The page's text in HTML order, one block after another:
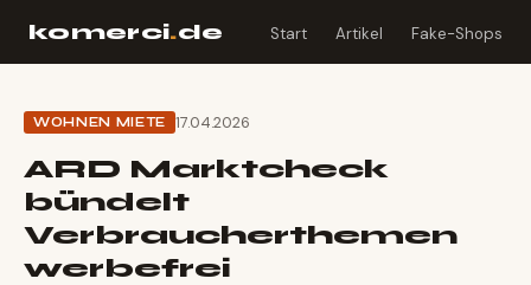
komerci.de Start Artikel Fake-Shops
WOHNEN MIETE 17.04.2026
ARD Marktcheck
bündelt
Verbraucherthemen
werbefrei